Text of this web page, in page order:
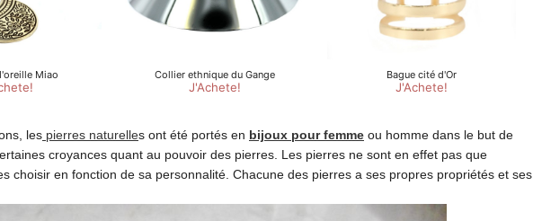
les pierres naturelles ont été portés en bijoux pour femme ou homme dans le but de
croyances quant au pouvoir des pierres. Les pierres ne sont en effet pas que
choisir en fonction de sa personnalité. Chacune des pierres a ses propres propriétés et ses